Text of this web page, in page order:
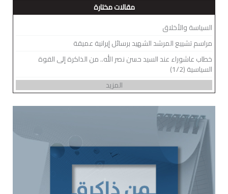
مقالات مختارة
السياسة والأخلاق
مراسم تشييع المرشد الشهيد برسائل إيرانية عميقة
خطاب عاشوراء عند السيد حسن نصر الله.. من الذاكرة إلى القوة
السياسية (1/2)
المزيد